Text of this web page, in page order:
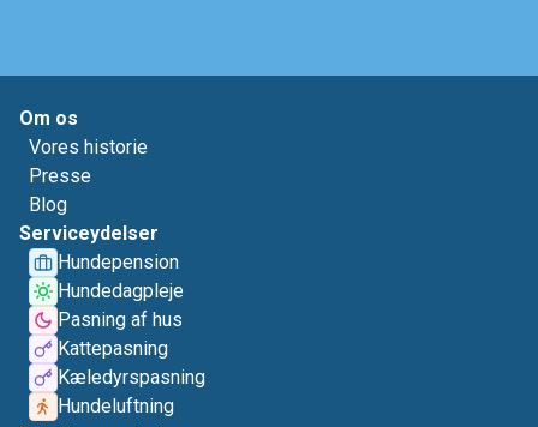
Om os
Vores historie
Presse
Blog
Serviceydelser
Hundepension
Hundedagpleje
Pasning af hus
Kattepasning
Kæledyrspasning
Hundeluftning